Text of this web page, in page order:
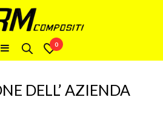
0
DELL’ AZIENDA